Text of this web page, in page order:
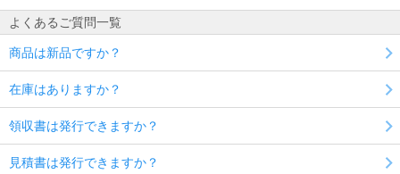
よくあるご質問一覧
商品は新品ですか？
在庫はありますか？
領収書は発行できますか？
見積書は発行できますか？